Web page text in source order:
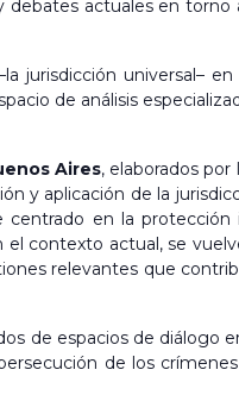
actuales en torno
jurisdicción universal–
de análisis
Aires, elaborados
y aplicación de la
en la
contexto actual, se
relevantes que
de espacios de diálogo
de los